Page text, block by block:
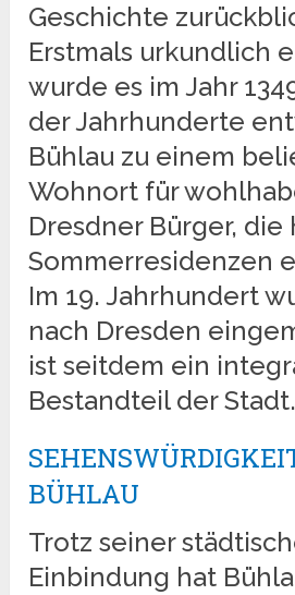
Geschichte
Erstmals urkundlich
wurde es im Jahr
der Jahrhunderte
Bühlau zu einem
Wohnort für
Dresdner Bürger, die
Sommerresidenzen
Im 19. Jahrhundert
nach Dresden
ist seitdem ein
Bestandteil der Stadt.
BÜHLAU
Trotz seiner
Einbindung hat